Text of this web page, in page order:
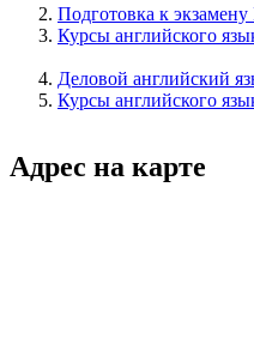
Подготовка к
Курсы английского
Деловой английский
Курсы английского
Адрес на карте